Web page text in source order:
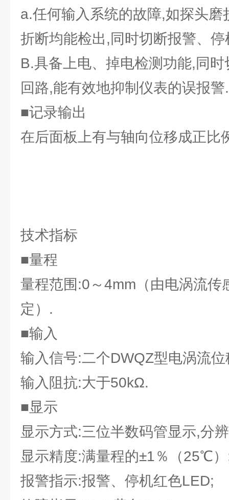
a.任何输入系统的故障,如探头磨
折断均能检出,同时切断报警、
B.具备上电、掉电检测功能,同
回路,能有效地抑制仪表的误报警.
■记录输出
在后面板上有与轴向位移成正
技术指标
■量程
量程范围:0～4mm（由电涡流传
定）.
■输入
输入信号:二个DWQZ型电涡流
输入阻抗:大于50kΩ.
■显示
显示方式:三位半数码管显示,分
显示精度:满量程的±1％（25℃
报警指示:报警、停机红色LED;